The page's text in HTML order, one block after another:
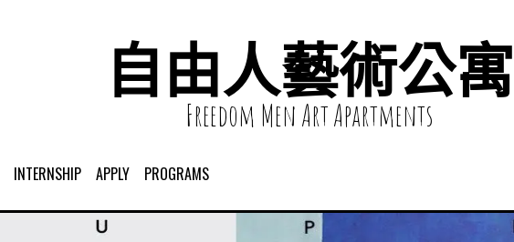
自由人藝術公寓
Freedom Men Art Apartments
INTERNSHIP APPLY PROGRAMS